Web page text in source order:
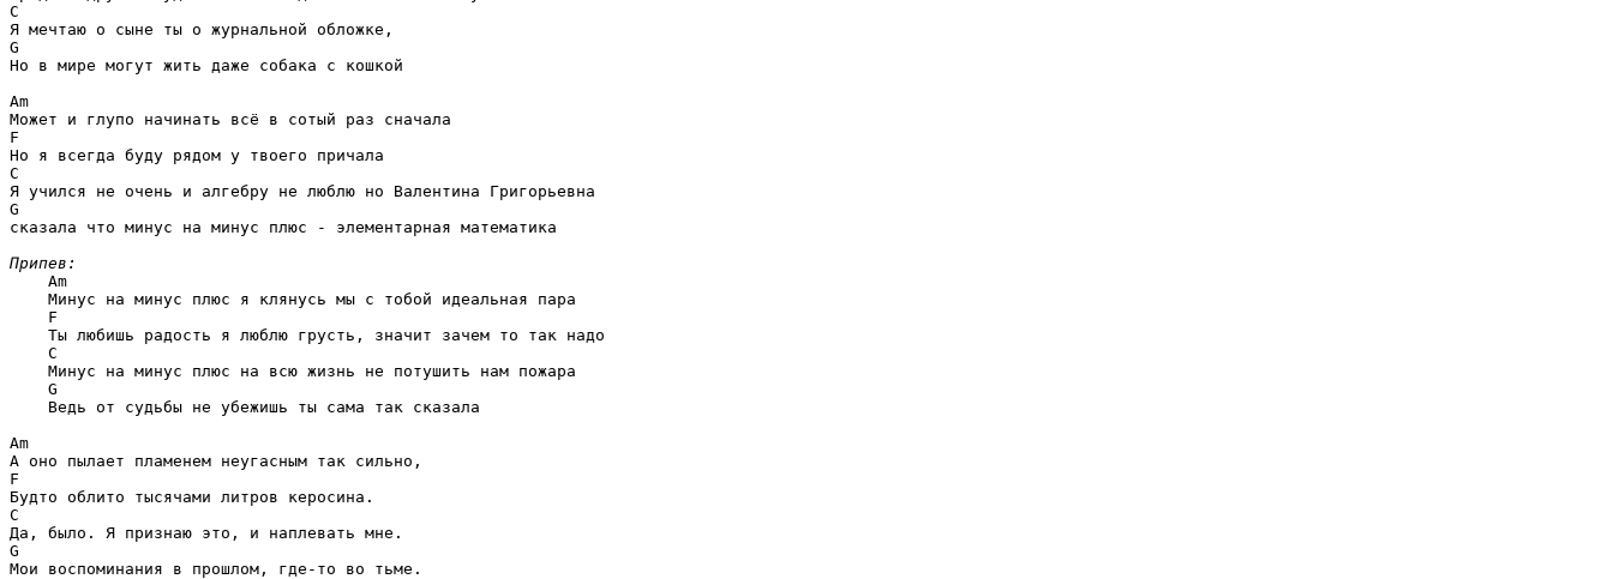
C
G
Но в мире могут жить даже собака с кошкой
Am
F
C
G
сказала что минус на минус плюс - элементарная математика
Припев:
Am
    Минус на минус плюс я клянусь мы с тобой идеальная пара
F
    Ты любишь радость я люблю грусть, значит зачем то так надо
C
    Минус на минус плюс на всю жизнь не потушить нам пожара
G
    Ведь от судьбы не убежишь ты сама так сказала
Am
F
C
G
Мои воспоминания в прошлом, где-то во тьме.